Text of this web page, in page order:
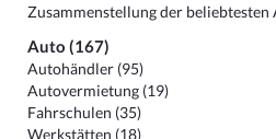
Zusammenstellung der beliebtesten
Auto (167)
Autohändler (95)
Autovermietung (19)
Fahrschulen (35)
Werkstätten (18)